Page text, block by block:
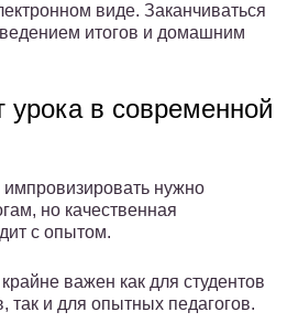
виде. Заканчиваться
итогов и домашним
урока в современной
нужно
но качественная
с опытом.
важен как для студентов
так и для опытных педагогов.